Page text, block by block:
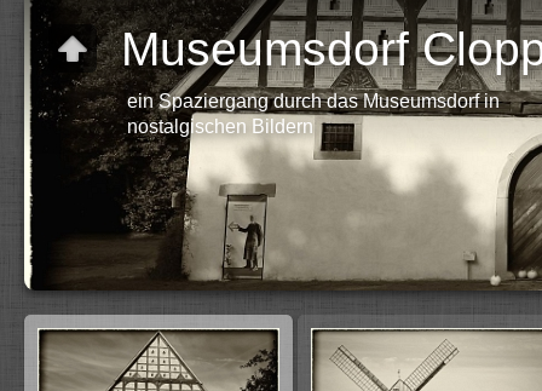
Museumsdorf
ein Spaziergang durch das Museumsdorf in
nostalgischen Bildern